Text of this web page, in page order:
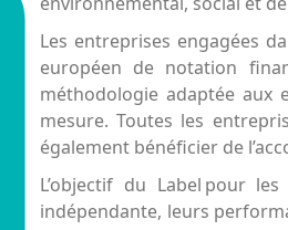
Les entreprises engagées
européen de notation
méthodologie adaptée aux
mesure. Toutes les
également bénéficier de
L’objectif du Label pour
indépendante, leurs